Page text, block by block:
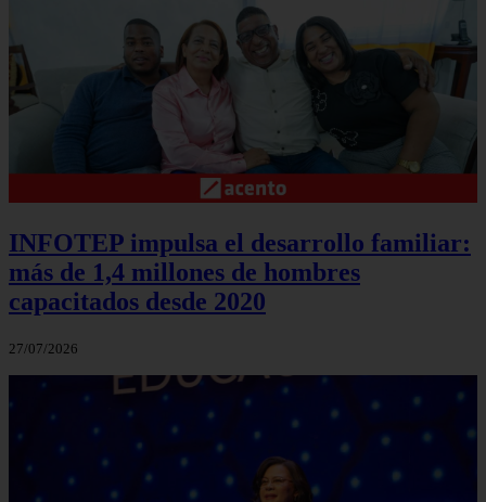
INFOTEP impulsa el desarrollo familiar:
más de 1,4 millones de hombres
capacitados desde 2020
27/07/2026